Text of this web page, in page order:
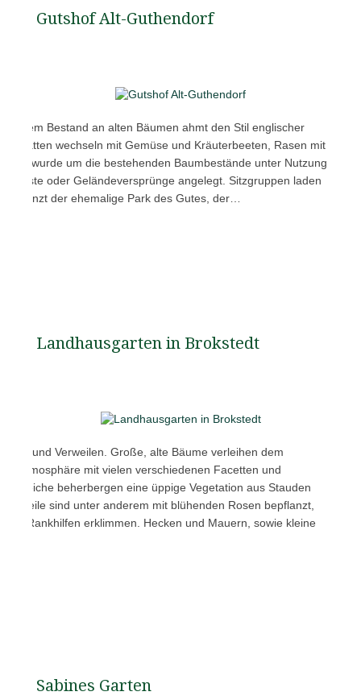
Gutshof Alt-Guthendorf
seinem Bestand an alten Bäumen ahmt den Stil englischer
wechseln mit Gemüse und Kräuterbeeten, Rasen mit
wurde um die bestehenden Baumbestände unter Nutzung
oder Geländeversprünge angelegt. Sitzgruppen laden
grenzt der ehemalige Park des Gutes, der…
Landhausgarten in Brokstedt
und Verweilen. Große, alte Bäume verleihen dem
Atmosphäre mit vielen verschiedenen Facetten und
beherbergen eine üppige Vegetation aus Stauden
sind unter anderem mit blühenden Rosen bepflanzt,
Rankhilfen erklimmen. Hecken und Mauern, sowie kleine
Sabines Garten